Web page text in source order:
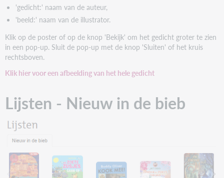
'gedicht:' naam van de auteur,
'beeld:' naam van de illustrator.
Klik op de poster of op de knop 'Bekijk' om het gedicht groter te zien
in een pop-up. Sluit de pop-up met de knop 'Sluiten' of het kruis
rechtsboven.
Klik hier voor een afbeelding van het hele gedicht
Lijsten - Nieuw in de bieb